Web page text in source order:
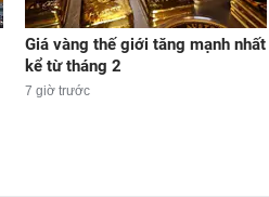
Giá vàng thế giới tăng mạnh nhất
kể từ tháng 2
7 giờ trước